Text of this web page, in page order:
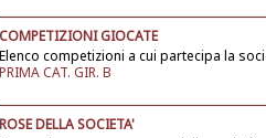
COMPETIZIONI GIOCATE
Elenco competizioni a cui partecipa la
PRIMA CAT. GIR. B
ROSE DELLA SOCIETA'